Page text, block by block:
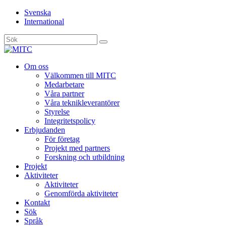
Svenska
International
Sök
efter:
Om oss
Välkommen till MITC
Medarbetare
Våra partner
Våra teknikleverantörer
Styrelse
Integritetspolicy
Erbjudanden
För företag
Projekt med partners
Forskning och utbildning
Projekt
Aktiviteter
Aktiviteter
Genomförda aktiviteter
Kontakt
Sök
Språk